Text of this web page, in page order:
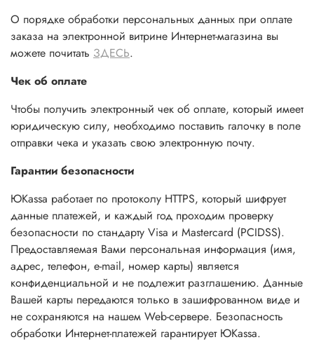
О порядке обработки персональных данных при оплате
заказа на электронной витрине Интернет-магазина вы
можете почитать ЗДЕСЬ.
Чек об оплате
Чтобы получить электронный чек об оплате, который имеет
юридическую силу, необходимо поставить галочку в поле
отправки чека и указать свою электронную почту.
Гарантии безопасности
ЮKassa работает по протоколу HTTPS, который шифрует
данные платежей, и каждый год проходим проверку
безопасности по стандарту Visa и Mastercard (PCIDSS).
Предоставляемая Вами персональная информация (имя,
адрес, телефон, e-mail, номер карты) является
конфиденциальной и не подлежит разглашению. Данные
Вашей карты передаются только в зашифрованном виде и
не сохраняются на нашем Web-сервере. Безопасность
обработки Интернет-платежей гарантирует ЮKassa.